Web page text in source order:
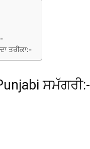
ਤਰੀਕਾ:-
ਸਮੱਗਰੀ:-